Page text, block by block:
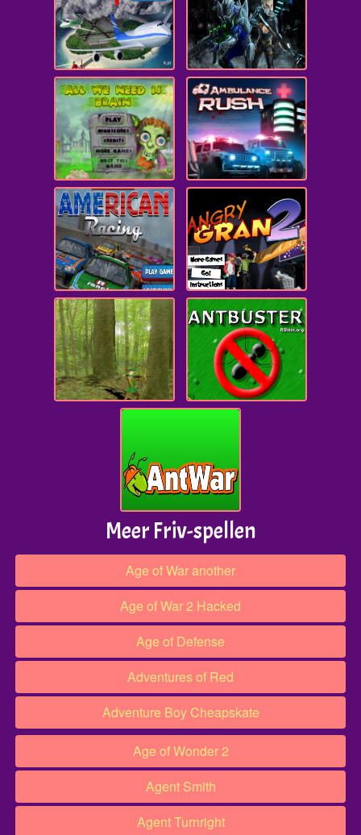
Meer Friv-spellen
Age of War another
Age of War 2 Hacked
Age of Defense
Adventures of Red
Adventure Boy Cheapskate
Age of Wonder 2
Agent Smith
Agent Turnright